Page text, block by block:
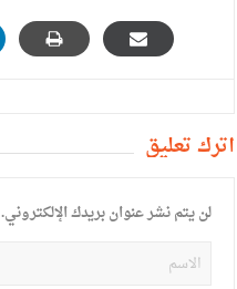
أترك تعليق
لن يتم نشر عنوان بريدك الإلكتروني.